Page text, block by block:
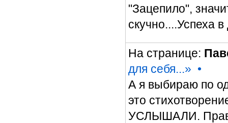
"Зацепило",
скучно....Успеха
На странице:
для себя...» •
А я выбираю по
это
УСЛЫШАЛИ.